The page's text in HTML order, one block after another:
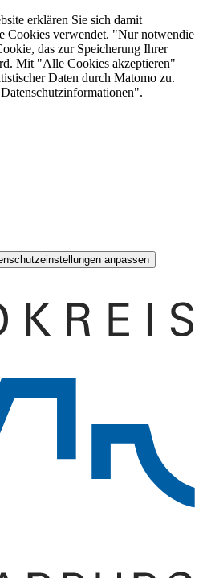
erklären Sie sich damit
Cookies verwendet. "Nur notwendie
das zur Speicherung Ihrer
Mit "Alle Cookies akzeptieren"
Daten durch Matomo zu.
anpassen